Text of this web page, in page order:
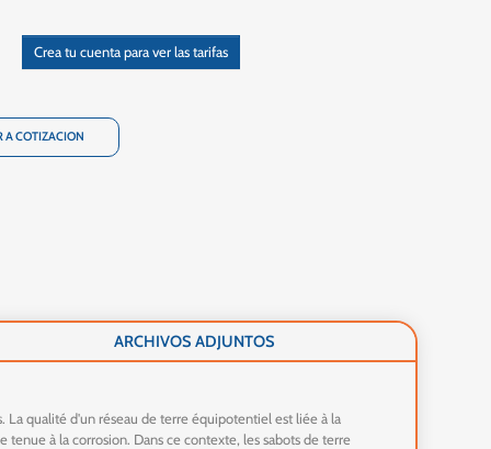
Crea tu cuenta para ver las tarifas
A COTIZACION
ARCHIVOS ADJUNTOS
La qualité d'un réseau de terre équipotentiel est liée à la
à la corrosion. Dans ce contexte, les sabots de terre